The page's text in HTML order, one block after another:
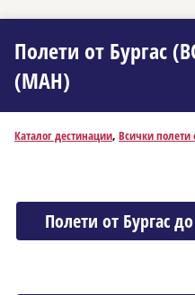
Полети от Бургас
(MAH)
Каталог дестинации, Всички полети
Полети от Бургас